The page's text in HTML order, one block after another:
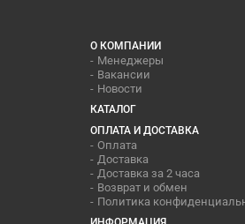
О КОМПАНИИ
Менеджеры
Вакансии
Новости
КАТАЛОГ
ОПЛАТА И ДОСТАВКА
Оплата
Доставка
Доставка за 2 часа
Возврат и обмен
Политика